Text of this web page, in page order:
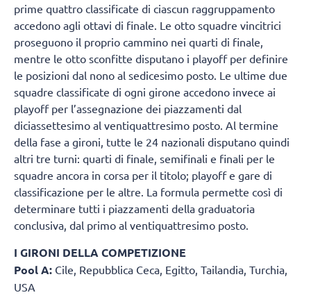
prime quattro classificate di ciascun raggruppamento
accedono agli ottavi di finale. Le otto squadre vincitrici
proseguono il proprio cammino nei quarti di finale,
mentre le otto sconfitte disputano i playoff per definire
le posizioni dal nono al sedicesimo posto. Le ultime due
squadre classificate di ogni girone accedono invece ai
playoff per l’assegnazione dei piazzamenti dal
diciassettesimo al ventiquattresimo posto. Al termine
della fase a gironi, tutte le 24 nazionali disputano quindi
altri tre turni: quarti di finale, semifinali e finali per le
squadre ancora in corsa per il titolo; playoff e gare di
classificazione per le altre. La formula permette così di
determinare tutti i piazzamenti della graduatoria
conclusiva, dal primo al ventiquattresimo posto.
I GIRONI DELLA COMPETIZIONE
Pool A: Cile, Repubblica Ceca, Egitto, Tailandia, Turchia,
USA